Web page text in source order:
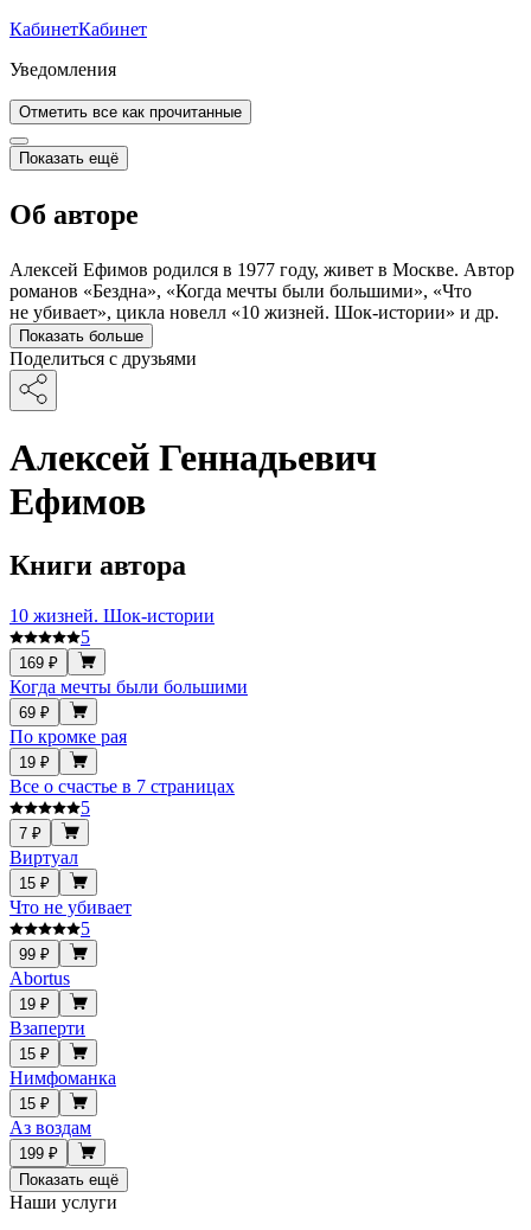
КабинетКабинет
Уведомления
Отметить все как прочитанные
Показать ещё
Об авторе
Алексей Ефимов родился в 1977 году, живет в Москве. Автор
романов «Бездна», «Когда мечты были большими», «Что
не убивает», цикла новелл «10 жизней. Шок-истории» и др.
Показать больше
Поделиться с друзьями
Алексей Геннадьевич
Ефимов
Книги автора
10 жизней. Шок-истории
5
169 ₽
Когда мечты были большими
69 ₽
По кромке рая
19 ₽
Все о счастье в 7 страницах
5
7 ₽
Виртуал
15 ₽
Что не убивает
5
99 ₽
Abortus
19 ₽
Взаперти
15 ₽
Нимфоманка
15 ₽
Аз воздам
199 ₽
Показать ещё
Наши услуги